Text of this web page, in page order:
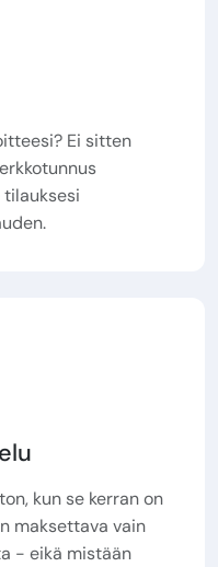
Ei sitten
kun se kerran on
maksettava vain
- eikä mistään